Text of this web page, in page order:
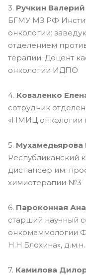
3. Ручкин
БГМУ МЗ РФ
онкологии:
отделением
терапии. Доцент
онкологии ИДПО
4. Коваленко
сотрудник
«НМИЦ онкологии
5. Мухамедьярова
Республиканский
диспансер им.
химиотерапии №3
6. Пароконная
старший научный
онкомаммологии
Н.Н.Блохина», д.м.н.
7. Камилова